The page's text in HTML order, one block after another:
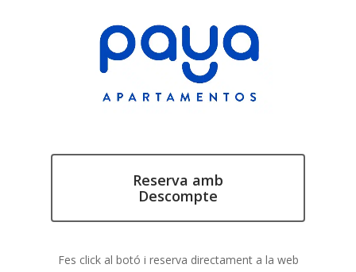
Reserva amb
Descompte
Fes click al botó i reserva directament a la web